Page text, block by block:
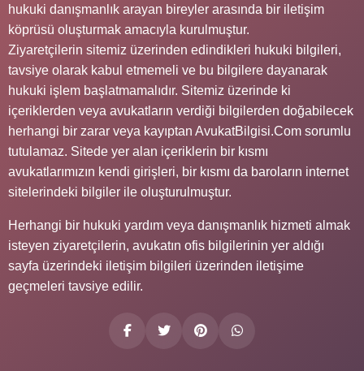
hukuki danışmanlık arayan bireyler arasında bir iletişim
köprüsü oluşturmak amacıyla kurulmuştur.
Ziyaretçilerin sitemiz üzerinden edindikleri hukuki bilgileri,
tavsiye olarak kabul etmemeli ve bu bilgilere dayanarak
hukuki işlem başlatmamalıdır. Sitemiz üzerinde ki
içeriklerden veya avukatların verdiği bilgilerden doğabilecek
herhangi bir zarar veya kayıptan AvukatBilgisi.Com sorumlu
tutulamaz. Sitede yer alan içeriklerin bir kısmı
avukatlarımızın kendi girişleri, bir kısmı da baroların internet
sitelerindeki bilgiler ile oluşturulmuştur.
Herhangi bir hukuki yardım veya danışmanlık hizmeti almak
isteyen ziyaretçilerin, avukatın ofis bilgilerinin yer aldığı
sayfa üzerindeki iletişim bilgileri üzerinden iletişime
geçmeleri tavsiye edilir.